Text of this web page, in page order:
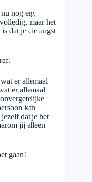
nog erg
maar het
dat je die angst
er allemaal
er allemaal
kan
dat je het
jij alleen
gaan!